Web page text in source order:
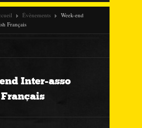
Évènements
Week-end
Français
Inter-asso